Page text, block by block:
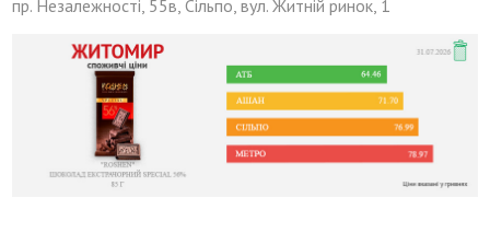
пр. Незалежності, 55в, Сільпо, вул. Житній ринок, 1